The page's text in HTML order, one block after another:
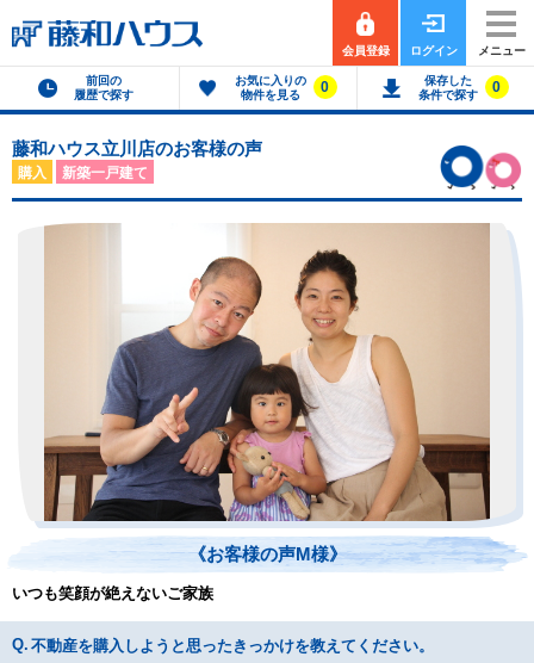
会員登録 ログイン メニュー
前回の
履歴で探す
お気に入りの
物件を見る
0
保存した
条件で探す
0
藤和ハウス立川店のお客様の声
購入 新築一戸建て
《お客様の声M様》
いつも笑顔が絶えないご家族
不動産を購入しようと思ったきっかけを教えてください。